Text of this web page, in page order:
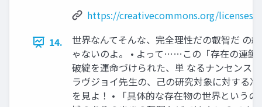
https://creativecommons.org/licenses/
14.
世界なんてそんな、完全理性だの叡智だ の
ゃないのよ。 • よって……この「存在の連鎖
破綻を運命づけられた、単 なるナンセンス
ラヴジョイ先生の、己の研究対象に対する
を見よ！ • 「具体的な存在物の世界という